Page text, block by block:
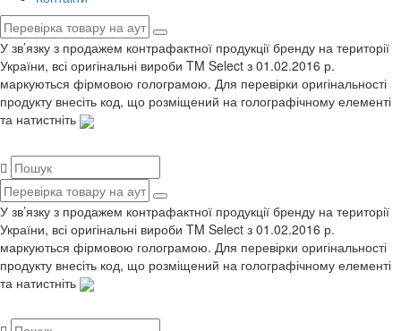
У зв’язку з продажем контрафактної продукції бренду на території
України, всі оригінальні вироби TM Select з 01.02.2016 р.
маркуються фірмовою голограмою. Для перевірки оригінальності
продукту внесіть код, що розміщений на голографічному елементі
та натистніть
У зв’язку з продажем контрафактної продукції бренду на території
України, всі оригінальні вироби TM Select з 01.02.2016 р.
маркуються фірмовою голограмою. Для перевірки оригінальності
продукту внесіть код, що розміщений на голографічному елементі
та натистніть